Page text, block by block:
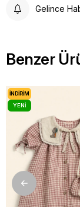
özel tasarım,
parçalarından biri
Gelince
Benzer
İNDIRIM
YENI